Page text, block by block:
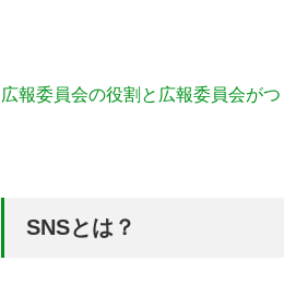
広報委員会の役割と広報委員会が
SNSとは？